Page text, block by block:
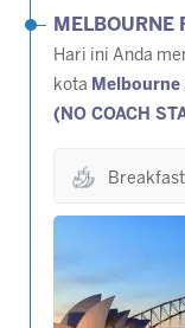
MELBOURNE
Hari ini Anda
kota Melbourne
(NO COACH
Breakfast